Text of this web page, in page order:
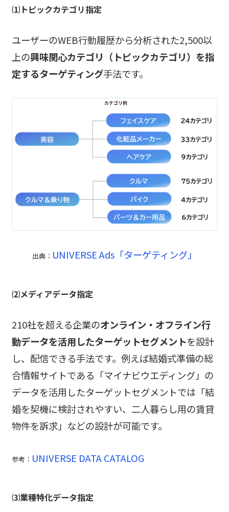
⑴トピックカテゴリ指定
ユーザーのWEB行動履歴から分析された2,500以
上の興味関心カテゴリ（トピックカテゴリ）を指
定するターゲティング手法です。
出典： UNIVERSE Ads「ターゲティング」
⑵メディアデータ指定
210社を超える企業のオンライン・オフライン行
動データを活用したターゲットセグメントを設計
し、配信できる手法です。例えば結婚式準備の総
合情報サイトである「マイナビウエディング」の
データを活用したターゲットセグメントでは「結
婚を契機に検討されやすい、二人暮らし用の賃貸
物件を訴求」などの設計が可能です。
参考： UNIVERSE DATA CATALOG
⑶業種特化データ指定